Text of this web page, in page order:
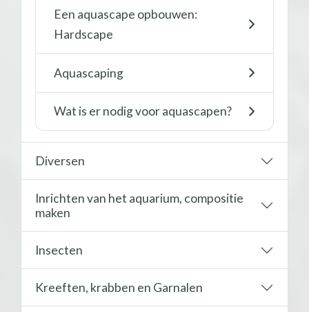
Een aquascape opbouwen:
Hardscape
Aquascaping
Wat is er nodig voor aquascapen?
Diversen
Inrichten van het aquarium, compositie
maken
Insecten
Kreeften, krabben en Garnalen